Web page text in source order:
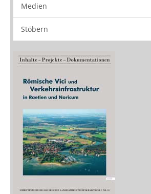
Medien
Stöbern